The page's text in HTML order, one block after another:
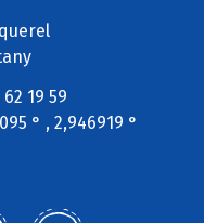
19 59
° , 2,946919 °